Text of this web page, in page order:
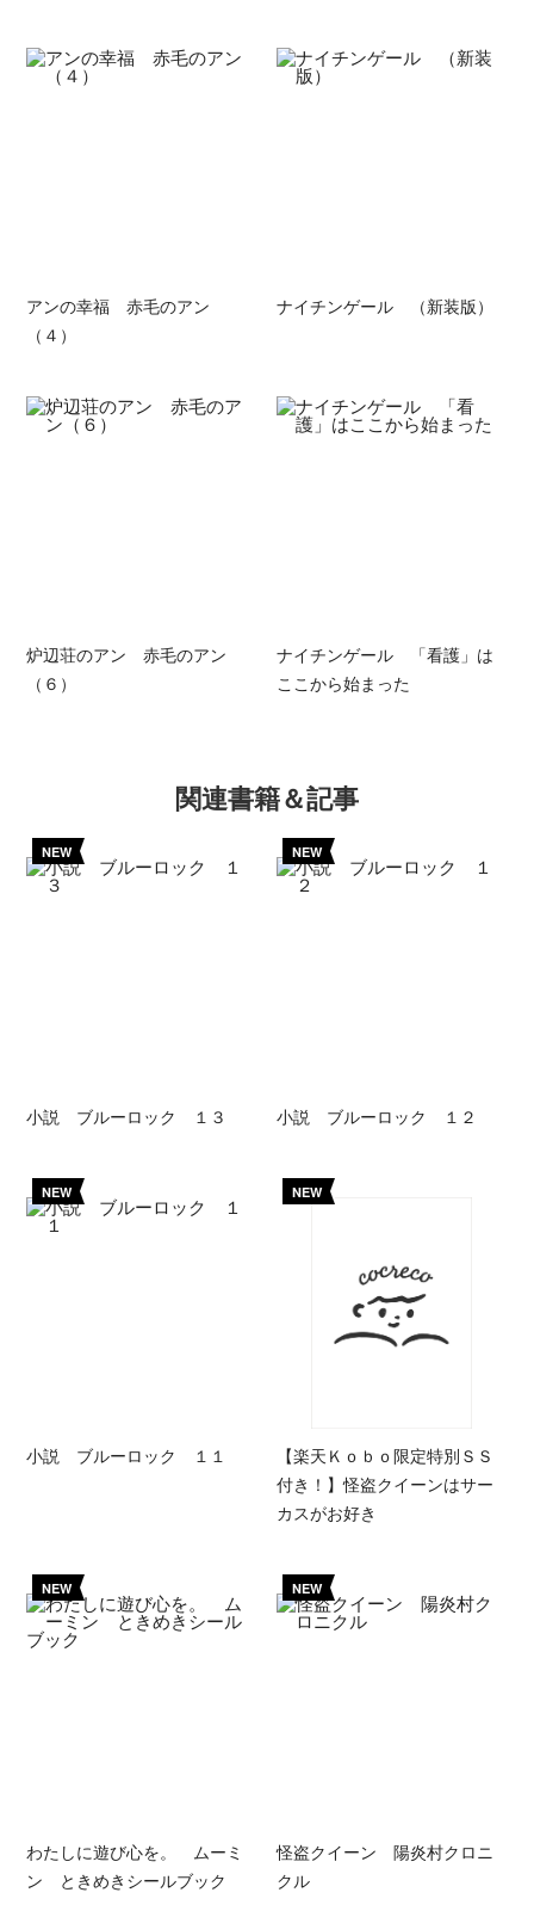
アンの幸福 赤毛のアン
（４）
ナイチンゲール （新装版）
炉辺荘のアン 赤毛のアン
（６）
ナイチンゲール 「看護」は
ここから始まった
関連書籍＆記事
NEW
小説 ブルーロック １３
NEW
小説 ブルーロック １２
NEW
小説 ブルーロック １１
NEW
【楽天Ｋｏｂｏ限定特別ＳＳ
付き！】怪盗クイーンはサー
カスがお好き
NEW
わたしに遊び心を。 ムーミ
ン ときめきシールブック
NEW
怪盗クイーン 陽炎村クロニ
クル